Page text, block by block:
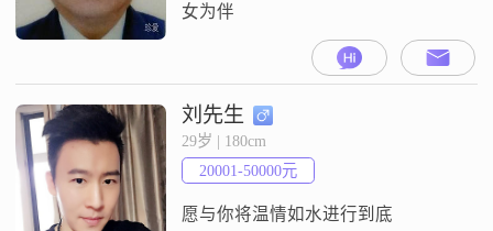
女为伴
刘先生
29岁 | 180cm
20001-50000元
愿与你将温情如水进行到底